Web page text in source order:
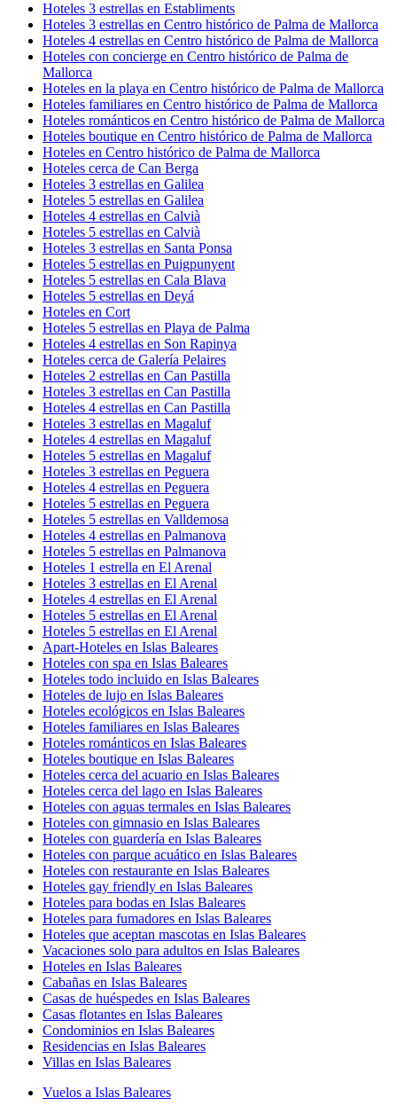
Hoteles 3 estrellas en Establiments
Hoteles 3 estrellas en Centro histórico de Palma de Mallorca
Hoteles 4 estrellas en Centro histórico de Palma de Mallorca
Hoteles con concierge en Centro histórico de Palma de
Mallorca
Hoteles en la playa en Centro histórico de Palma de Mallorca
Hoteles familiares en Centro histórico de Palma de Mallorca
Hoteles románticos en Centro histórico de Palma de Mallorca
Hoteles boutique en Centro histórico de Palma de Mallorca
Hoteles en Centro histórico de Palma de Mallorca
Hoteles cerca de Can Berga
Hoteles 3 estrellas en Galilea
Hoteles 5 estrellas en Galilea
Hoteles 4 estrellas en Calvià
Hoteles 5 estrellas en Calvià
Hoteles 3 estrellas en Santa Ponsa
Hoteles 5 estrellas en Puigpunyent
Hoteles 5 estrellas en Cala Blava
Hoteles 5 estrellas en Deyá
Hoteles en Cort
Hoteles 5 estrellas en Playa de Palma
Hoteles 4 estrellas en Son Rapinya
Hoteles cerca de Galería Pelaires
Hoteles 2 estrellas en Can Pastilla
Hoteles 3 estrellas en Can Pastilla
Hoteles 4 estrellas en Can Pastilla
Hoteles 3 estrellas en Magaluf
Hoteles 4 estrellas en Magaluf
Hoteles 5 estrellas en Magaluf
Hoteles 3 estrellas en Peguera
Hoteles 4 estrellas en Peguera
Hoteles 5 estrellas en Peguera
Hoteles 5 estrellas en Valldemosa
Hoteles 4 estrellas en Palmanova
Hoteles 5 estrellas en Palmanova
Hoteles 1 estrella en El Arenal
Hoteles 3 estrellas en El Arenal
Hoteles 4 estrellas en El Arenal
Hoteles 5 estrellas en El Arenal
Hoteles 5 estrellas en El Arenal
Apart-Hoteles en Islas Baleares
Hoteles con spa en Islas Baleares
Hoteles todo incluido en Islas Baleares
Hoteles de lujo en Islas Baleares
Hoteles ecológicos en Islas Baleares
Hoteles familiares en Islas Baleares
Hoteles románticos en Islas Baleares
Hoteles boutique en Islas Baleares
Hoteles cerca del acuario en Islas Baleares
Hoteles cerca del lago en Islas Baleares
Hoteles con aguas termales en Islas Baleares
Hoteles con gimnasio en Islas Baleares
Hoteles con guardería en Islas Baleares
Hoteles con parque acuático en Islas Baleares
Hoteles con restaurante en Islas Baleares
Hoteles gay friendly en Islas Baleares
Hoteles para bodas en Islas Baleares
Hoteles para fumadores en Islas Baleares
Hoteles que aceptan mascotas en Islas Baleares
Vacaciones solo para adultos en Islas Baleares
Hoteles en Islas Baleares
Cabañas en Islas Baleares
Casas de huéspedes en Islas Baleares
Casas flotantes en Islas Baleares
Condominios en Islas Baleares
Residencias en Islas Baleares
Villas en Islas Baleares
Vuelos a Islas Baleares